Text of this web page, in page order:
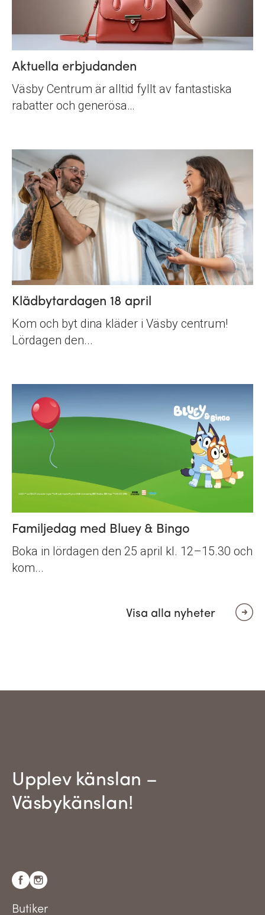
Aktuella erbjudanden
Väsby Centrum är alltid fyllt av fantastiska
rabatter och generösa…
Klädbytardagen 18 april
Kom och byt dina kläder i Väsby centrum!
Lördagen den...
Familjedag med Bluey & Bingo
Boka in lördagen den 25 april kl. 12–15.30 och
kom...
Visa alla nyheter
Upplev känslan –
Väsbykänslan!
Butiker